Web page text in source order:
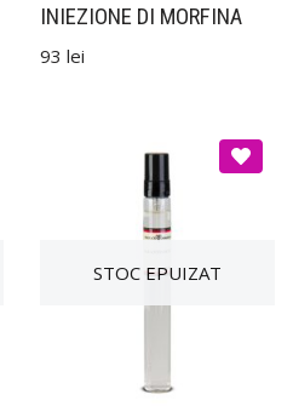
INIEZIONE DI MORFINA
93 lei